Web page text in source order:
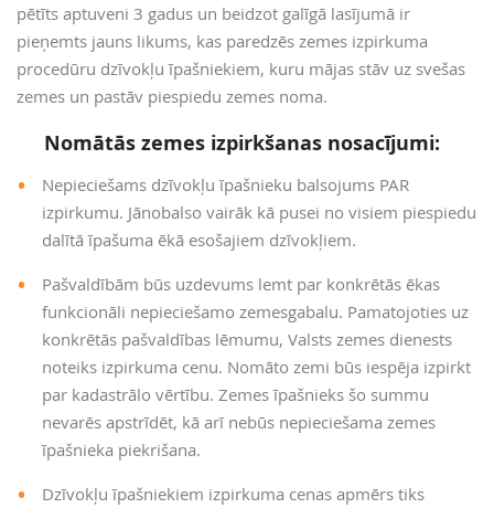
pētīts aptuveni 3 gadus un beidzot galīgā lasījumā ir
pieņemts jauns likums, kas paredzēs zemes izpirkuma
procedūru dzīvokļu īpašniekiem, kuru mājas stāv uz svešas
zemes un pastāv piespiedu zemes noma.
Nomātās zemes izpirkšanas nosacījumi:
Nepieciešams dzīvokļu īpašnieku balsojums PAR
izpirkumu. Jānobalso vairāk kā pusei no visiem piespiedu
dalītā īpašuma ēkā esošajiem dzīvokļiem.
Pašvaldībām būs uzdevums lemt par konkrētās ēkas
funkcionāli nepieciešamo zemesgabalu. Pamatojoties uz
konkrētās pašvaldības lēmumu, Valsts zemes dienests
noteiks izpirkuma cenu. Nomāto zemi būs iespēja izpirkt
par kadastrālo vērtību. Zemes īpašnieks šo summu
nevarēs apstrīdēt, kā arī nebūs nepieciešama zemes
īpašnieka piekrišana.
Dzīvokļu īpašniekiem izpirkuma cenas apmērs tiks